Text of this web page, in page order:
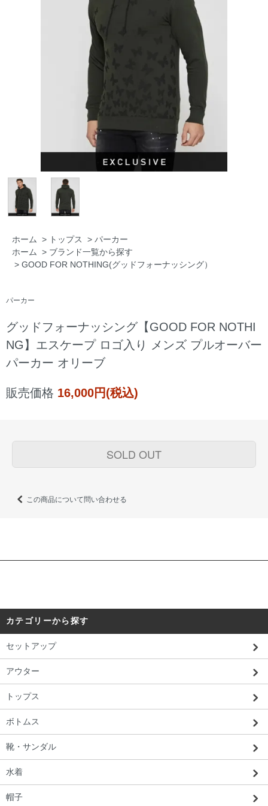
ホーム > トップス > パーカー
ホーム > ブランド一覧から探す
> GOOD FOR NOTHING(グッドフォーナッシング）
パーカー
グッドフォーナッシング【GOOD FOR NOTHI
NG】エスケープ ロゴ入り メンズ プルオーバー
パーカー オリーブ
販売価格 16,000円(税込)
SOLD OUT
この商品について問い合わせる
カテゴリーから探す
セットアップ
アウター
トップス
ボトムス
靴・サンダル
水着
帽子